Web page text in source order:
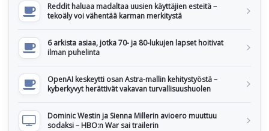
Reddit haluaa madaltaa uusien käyttäjien esteitä –
tekoäly voi vähentää karman merkitystä
6 arkista asiaa, jotka 70- ja 80-lukujen lapset hoitivat
ilman puhelinta
OpenAI keskeytti osan Astra-mallin kehitystyöstä –
kyberkyvyt herättivät vakavan turvallisuushuolen
Dominic Westin ja Sienna Millerin avioero muuttuu
sodaksi – HBO:n War sai trailerin